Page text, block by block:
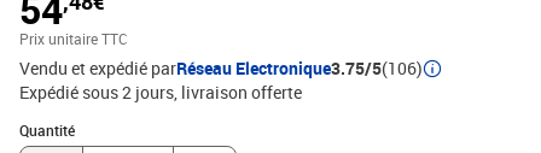
métal ajoutent un style moderne et calme à votre intérieur tout en
assurant la stabilité.Couleur : sonoma grisMatériau : bois
d'ingénierie, métalDimensions : 90 x 50 x 36,5 cm (L x l x
H)L'assemblage est requis
Prix unitaire TTC
Vendu et expédié parRéseau Electronique3.75/5(106)
Expédié sous 2 jours livraison offerte
Quantité
Quantité : 1